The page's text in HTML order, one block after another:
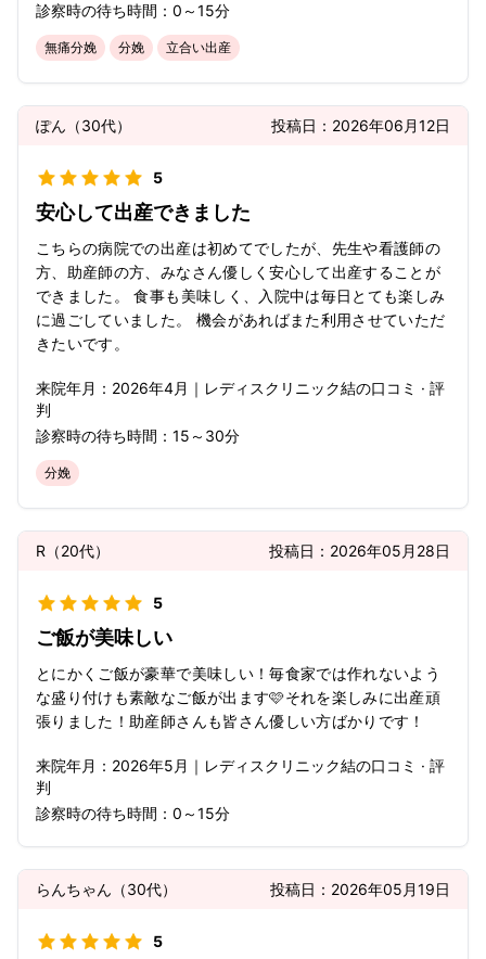
診察時の待ち時間： 0～15分
無痛分娩 分娩 立合い出産
ぽん （30代） 投稿日： 2026年06月12日
5
安心して出産できました
こちらの病院での出産は初めてでしたが、先生や看護師の
方、助産師の方、みなさん優しく安心して出産することが
できました。 食事も美味しく、入院中は毎日とても楽しみ
に過ごしていました。 機会があればまた利用させていただ
きたいです。
来院年月： 2026年4月 ｜ レディスクリニック結の口コミ · 評
判
診察時の待ち時間： 15～30分
分娩
R （20代） 投稿日： 2026年05月28日
5
ご飯が美味しい
とにかくご飯が豪華で美味しい！毎食家では作れないよう
な盛り付けも素敵なご飯が出ます🩷それを楽しみに出産頑
張りました！助産師さんも皆さん優しい方ばかりです！
来院年月： 2026年5月 ｜ レディスクリニック結の口コミ · 評
判
診察時の待ち時間： 0～15分
らんちゃん （30代） 投稿日： 2026年05月19日
5